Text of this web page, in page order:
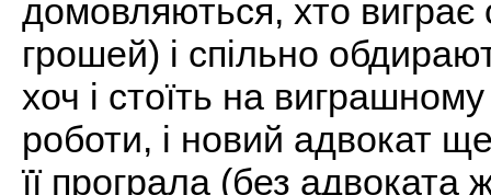
домовляються, хто виграє
грошей) і спільно
хоч і стоїть на
роботи, і новий адвокат
її програла (без